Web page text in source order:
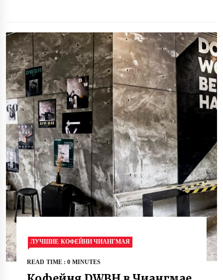
ЛУЧШИЕ КОФЕЙНИ ЧИАНГМАЯ
READ TIME : 0 MINUTES